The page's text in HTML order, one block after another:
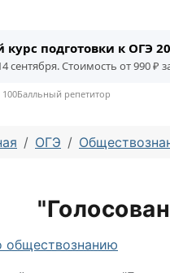
курс подготовки к ОГЭ
сентября. Стоимость от 990 ₽
репетитор
ОГЭ
о материале
обществознанию